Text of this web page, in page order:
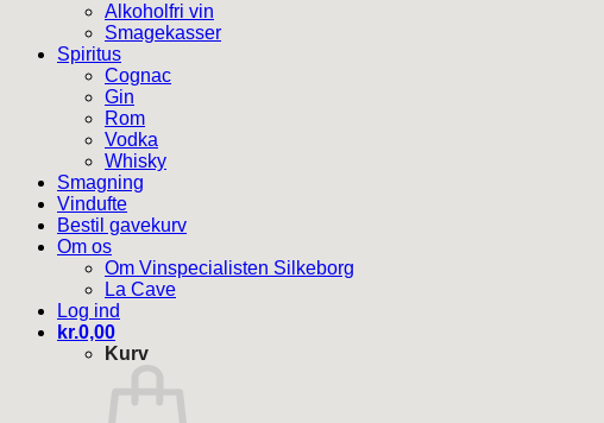
Alkoholfri vin
Smagekasser
Spiritus
Cognac
Gin
Rom
Vodka
Whisky
Smagning
Vindufte
Bestil gavekurv
Om os
Om Vinspecialisten Silkeborg
La Cave
Log ind
kr.0,00
Kurv